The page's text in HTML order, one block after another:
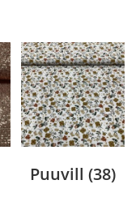
Puuvill(38)